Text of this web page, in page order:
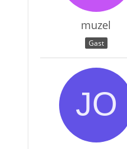
muzel
Gast